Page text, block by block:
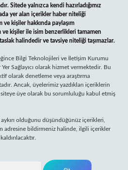
Sitede yalnızca kendi hazırladığımız
yer alan içerikler haber niteliği
ve kişiler hakkında paylaşım
ve kişiler ile isim benzerlikleri tamamen
halindedir ve tavsiye niteliği taşımazlar.
Bilgi Teknolojileri ve İletişim Kurumu
Sağlayıcı olarak hizmet vermektedir. Bu
olarak denetleme veya araştırma
Ancak, üyelerimiz yazdıkları içeriklerin
üye olarak bu sorumluluğu kabul etmiş
olduğunu düşündüğünüz içerikleri,
adresine bildirmeniz halinde, ilgili içerikler